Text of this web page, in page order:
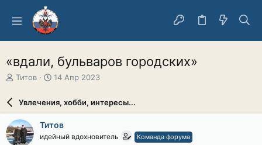
«вдали, бульваров городских»
А
т
о
р
т
е
Титов
Д
а
а
ч
14 Апр 2023
Увлечения, хобби, интересы...
Титов
идейный вдохновитель Команда форума